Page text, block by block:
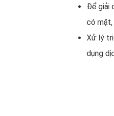
Để giải
có mặt,
Xử lý
dụng